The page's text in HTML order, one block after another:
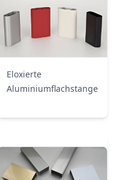
Eloxierte
Aluminiumflachstange